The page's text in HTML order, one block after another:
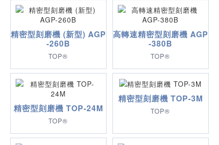
精密型刻磨機 (新型) AGP
-260B
TOP®
高轉速精密型刻磨機 AGP
-380B
TOP®
精密型刻磨機 TOP-24M
TOP®
精密型刻磨機 TOP-3M
TOP®